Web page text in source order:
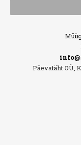
M
Päevatäht OÜ,